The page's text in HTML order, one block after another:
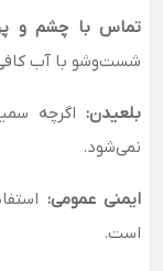
تماس با چشم و
شست‌وشو با آب
بلعیدن: اگرچه
نمی‌شود.
ایمنی عمومی:
است.